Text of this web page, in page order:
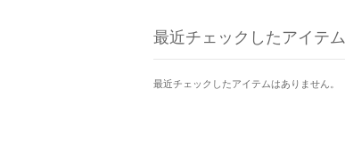
最近チェックしたアイテム
最近チェックしたアイテムはありません。